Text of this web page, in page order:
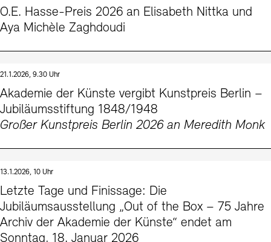
O.E. Hasse-Preis 2026 an Elisabeth Nittka und
Aya Michèle Zaghdoudi
21.1.2026, 9.30 Uhr
Akademie der Künste vergibt Kunstpreis Berlin –
Jubiläumsstiftung 1848/1948
Großer Kunstpreis Berlin 2026 an Meredith Monk
13.1.2026, 10 Uhr
Letzte Tage und Finissage: Die
Jubiläumsausstellung „Out of the Box – 75 Jahre
Archiv der Akademie der Künste“ endet am
Sonntag, 18. Januar 2026